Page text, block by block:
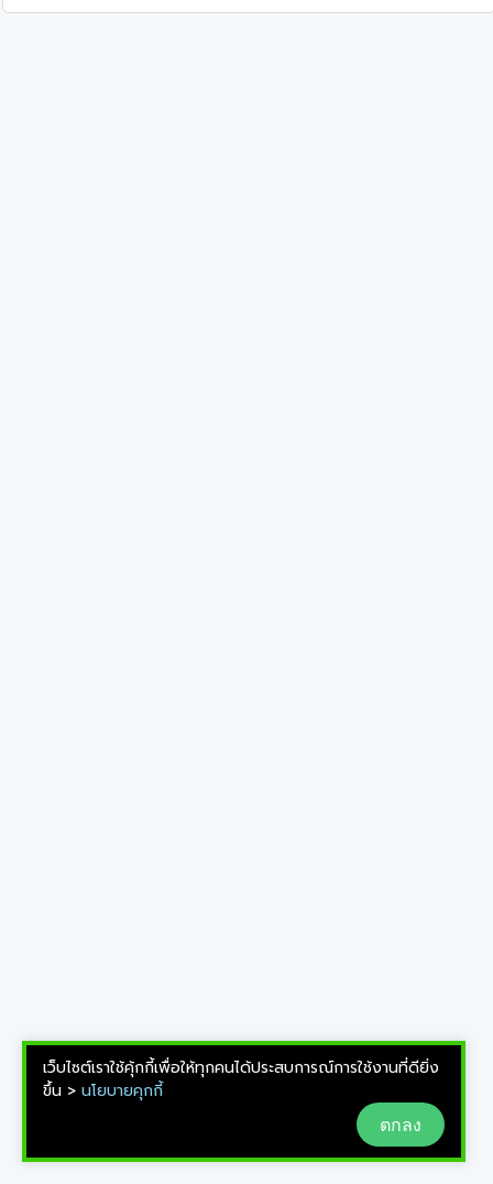
เว็บไซต์เราใช้คุ้กกี้เพื่อให้ทุกคนได้ประสบการณ์การใช้งานที่ดียิ่ง
ขึ้น > นโยบายคุกกี้
ตกลง